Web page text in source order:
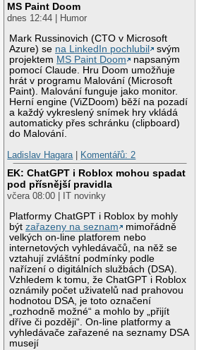
MS Paint Doom
dnes 12:44 | Humor
Mark Russinovich (CTO v Microsoft
Azure) se na LinkedIn pochlubil
svým
projektem MS Paint Doom
napsaným
pomocí Claude. Hru Doom umožňuje
hrát v programu Malování (Microsoft
Paint). Malování funguje jako monitor.
Herní engine (ViZDoom) běží na pozadí
a každý vykreslený snímek hry vkládá
automaticky přes schránku (clipboard)
do Malování.
Ladislav Hagara
Komentářů: 2
EK: ChatGPT i Roblox mohou spadat
pod přísnější pravidla
včera 08:00 | IT novinky
Platformy ChatGPT i Roblox by mohly
býtzařazeny na seznam
mimořádně
velkých on-line platforem nebo
internetových vyhledávačů, na něž se
vztahují zvláštní podmínky podle
nařízení o digitálních službách (DSA).
Vzhledem k tomu, že ChatGPT i Roblox
oznámily počet uživatelů nad prahovou
hodnotou DSA, je toto označení
„rozhodně možné“ a mohlo by „přijít
dříve či později“. On-line platformy a
vyhledávače zařazené na seznamy DSA
musejí